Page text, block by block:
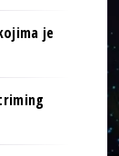
I AI
& SPORT
NA RAFU
je